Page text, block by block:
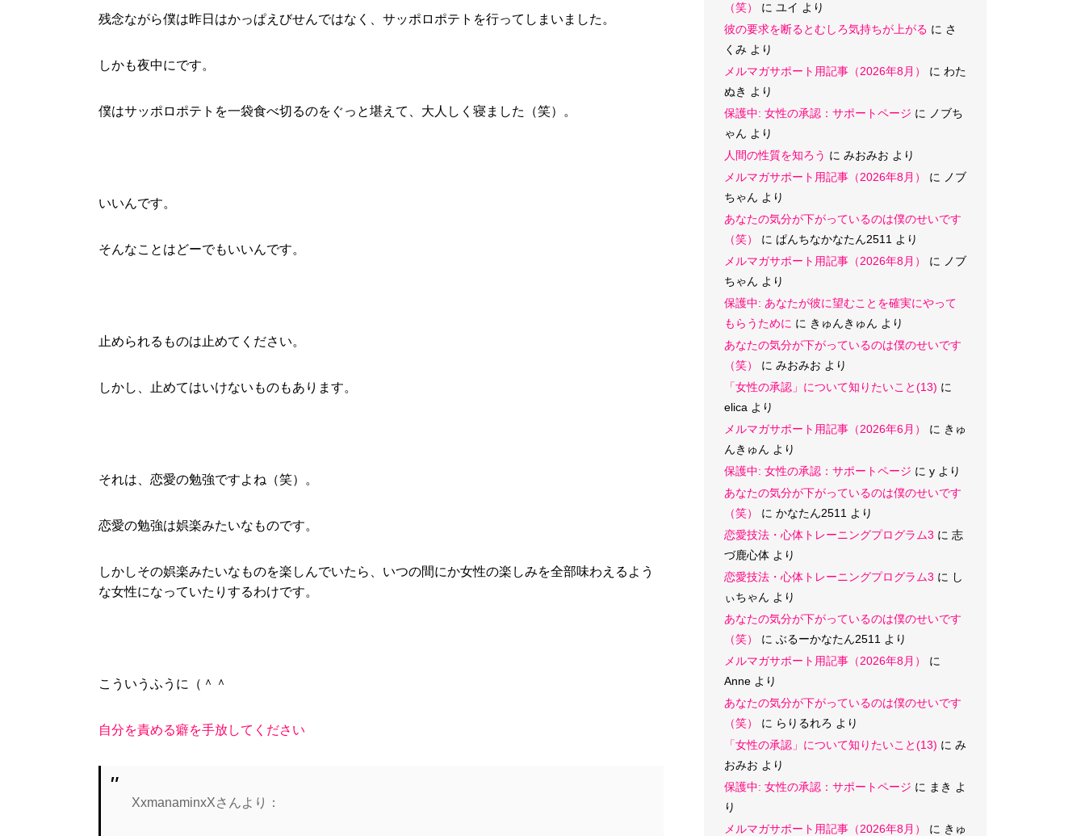
残念ながら僕は昨日はかっぱえびせんではなく、サッポロポテトを行ってしまいました。
しかも夜中にです。
僕はサッポロポテトを一袋食べ切るのをぐっと堪えて、大人しく寝ました（笑）。
いいんです。
そんなことはどーでもいいんです。
止められるものは止めてください。
しかし、止めてはいけないものもあります。
それは、恋愛の勉強ですよね（笑）。
恋愛の勉強は娯楽みたいなものです。
しかしその娯楽みたいなものを楽しんでいたら、いつの間にか女性の楽しみを全部味わえるよう
な女性になっていたりするわけです。
こういうふうに（＾＾
自分を責める癖を手放してください
XxmanaminxXさんより：
（笑）
に ユイ より
彼の要求を断るとむしろ気持ちが上がる に さ
くみ より
メルマガサポート用記事（2026年8月）
に わた
ぬき より
保護中: 女性の承認：サポートページ に
ノブち
ゃん より
人間の性質を知ろう に みおみお より
メルマガサポート用記事（2026年8月）
に
ノブ
ちゃん より
あなたの気分が下がっているのは僕のせいです
（笑）
に ぱんちなかなたん2511 より
メルマガサポート用記事（2026年8月）
に
ノブ
ちゃん より
保護中: あなたが彼に望むことを確実にやって
もらうために に きゅんきゅん より
あなたの気分が下がっているのは僕のせいです
（笑）
に みおみお より
「女性の承認」について知りたいこと(13) に
elica より
メルマガサポート用記事（2026年6月）
に きゅ
んきゅん より
保護中: 女性の承認：サポートページ に y より
あなたの気分が下がっているのは僕のせいです
（笑）
に かなたん2511 より
恋愛技法・心体トレーニングプログラム3 に 志
づ鹿心体 より
恋愛技法・心体トレーニングプログラム3 に し
ぃちゃん より
あなたの気分が下がっているのは僕のせいです
（笑）
に ぶるーかなたん2511 より
メルマガサポート用記事（2026年8月）
に
Anne より
あなたの気分が下がっているのは僕のせいです
（笑）
に らりるれろ より
「女性の承認」について知りたいこと(13) に み
おみお より
保護中: 女性の承認：サポートページ に まき よ
り
メルマガサポート用記事（2026年8月）
に きゅ